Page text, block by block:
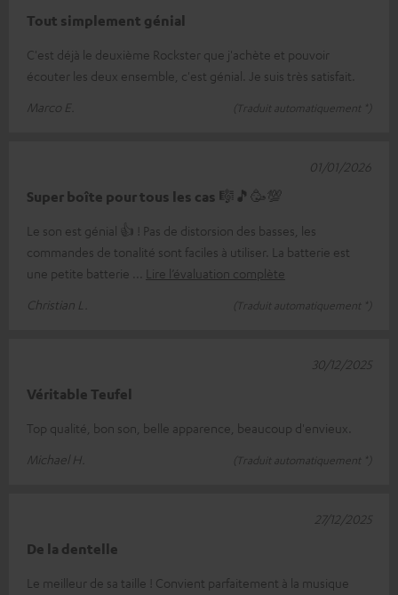
Tout simplement génial
C'est déjà le deuxième Rockster que j'achète et pouvoir
écouter les deux ensemble, c'est génial. Je suis très satisfait.
Marco E.
(Traduit automatiquement *)
Super boîte pour tous les cas 🎼🎵🥳💯
Le son est génial 👍 ! Pas de distorsion des basses, les
commandes de tonalité sont faciles à utiliser. La batterie est
une petite batterie
Lire l’évaluation complète
Christian L.
(Traduit automatiquement *)
01/01/2026
Véritable Teufel
Top qualité, bon son, belle apparence, beaucoup d'envieux.
Michael H.
(Traduit automatiquement *)
30/12/2025
De la dentelle
Le meilleur de sa taille ! Convient parfaitement à la musique
27/12/2025